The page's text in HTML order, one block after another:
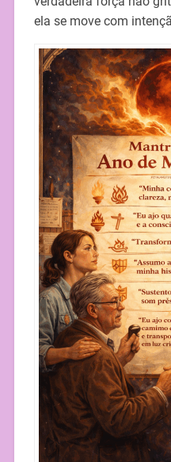
ela se move com